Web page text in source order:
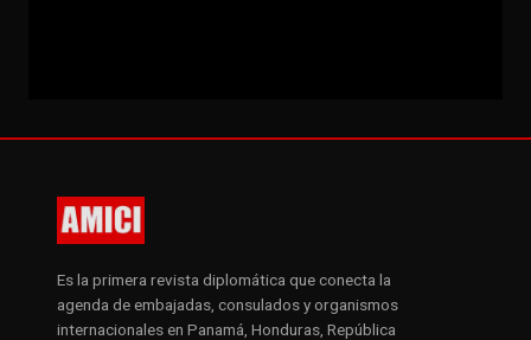
Es la primera revista diplomática que conecta la
agenda de embajadas, consulados y organismos
internacionales en Panamá, Honduras, República